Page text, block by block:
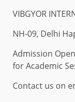
VIBGYOR
NH-09, Delhi
Admission
for Academic
Contact us on